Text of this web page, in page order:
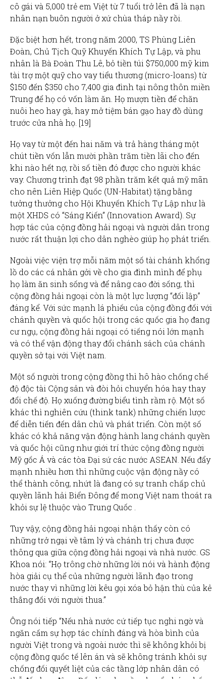
cô gái và 5,000 trẻ em Việt từ 7 tuổi trở lên đã là nạn
nhân nạn buôn người ở xứ chùa tháp nầy rồi.
Đặc biệt hơn hết, trong năm 2000, TS Phùng Liên
Đoàn, Chủ Tịch Quỹ Khuyến Khích Tự Lập, và phu
nhân là Bà Đoàn Thu Lê, bỏ tiền túi $750,000 mỹ kim
tài trợ một quỹ cho vay tiểu thương (micro-loans) từ
$150 đến $350 cho 7,400 gia đình tại nông thôn miền
Trung để họ có vốn làm ăn. Họ mượn tiền để chăn
nuôi heo hay gà, hay mở tiệm bán gạo hay đồ dùng
trước cửa nhà họ. [19]
Họ vay từ một đến hai năm và trả hàng tháng một
chút tiền vốn lẫn mười phần trăm tiền lãi cho đến
khi nào hết nợ, rồi số tiền đó được cho người khác
vay. Chương trình đạt 98 phần trăm kết quả mỹ mãn
cho nên Liên Hiệp Quốc (UN-Habitat) tặng bằng
tưởng thưởng cho Hội Khuyến Khích Tự Lập như là
một XHDS có “Sáng Kiến” (Innovation Award). Sự
hợp tác của cộng đồng hải ngoại và người dân trong
nước rất thuận lợi cho dân nghèo giúp họ phát triển.
Ngoài việc viện trợ mỗi năm một số tài chánh khổng
lồ do các cá nhân gởi về cho gia đình mình để phụ
họ làm ăn sinh sống và để nâng cao đời sống, thì
cộng đồng hải ngoại còn là một lực lượng “đối lập”
đáng kể. Với sức mạnh lá phiếu của cộng đồng đối với
chánh quyền và quốc hội trong các quốc gia họ đang
cư ngụ, cộng đồng hải ngoại có tiếng nói lớn mạnh
và có thể vận động thay đổi chánh sách của chánh
quyền sở tại với Việt nam.
Một số người trong cộng đồng thì hô hào chống chế
độ độc tài Cộng sản và đòi hỏi chuyển hóa hay thay
đổi chế độ. Họ xuống đường biểu tình rầm rộ. Một số
khác thì nghiên cứu (think tank) những chiến lược
để diễn tiến đến dân chủ và phát triển. Còn một số
khác có khả năng vận động hành lang chánh quyền
và quốc hội cũng như giới trí thức cộng đồng người
Mỹ gốc Á và các tòa Đại sứ các nước ASEAN. Nếu đẩy
mạnh nhiều hơn thì những cuộc vận động nầy có
thể thành công, nhứt là đang có sự tranh chấp chủ
quyền lãnh hải Biển Đông để mong Việt nam thoát ra
khỏi sự lệ thuộc vào Trung Quốc .
Tuy vậy, cộng đồng hải ngoại nhận thấy còn có
những trở ngại về tâm lý và chánh trị chưa được
thông qua giữa cộng đồng hải ngoại và nhà nước. GS
Khoa nói: “Họ trông chờ những lời nói và hành động
hòa giải cụ thể của những người lãnh đạo trong
nước thay vì những lời kêu gọi xóa bỏ hận thù của kẻ
thắng đối với người thua.”
Ông nói tiếp “Nếu nhà nước cứ tiếp tục nghi ngờ và
ngăn cấm sự hợp tác chính đáng và hòa bình của
người Việt trong và ngoài nước thì sẽ không khỏi bị
cộng đồng quốc tế lên án và sẽ không tránh khỏi sự
chống đối quyết liệt của các tầng lớp nhân dân có